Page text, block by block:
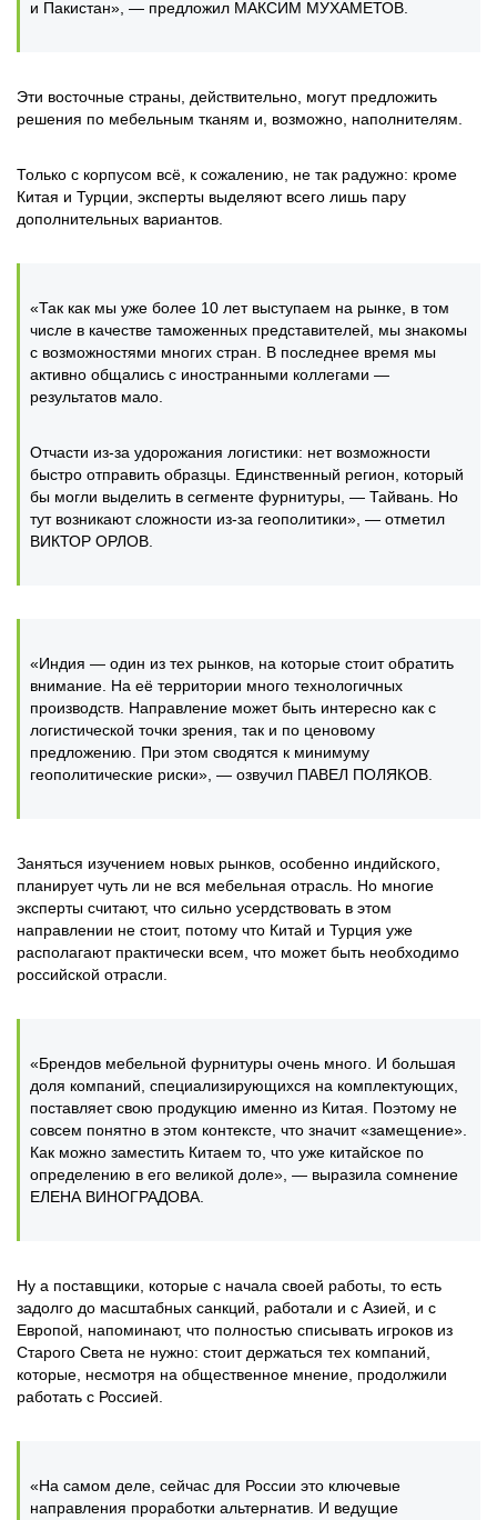
и Пакистан», — предложил МАКСИМ МУХАМЕТОВ.
Эти восточные страны, действительно, могут предложить
решения по мебельным тканям и, возможно, наполнителям.
Только с корпусом всё, к сожалению, не так радужно: кроме
Китая и Турции, эксперты выделяют всего лишь пару
дополнительных вариантов.
«Так как мы уже более 10 лет выступаем на рынке, в том
числе в качестве таможенных представителей, мы знакомы
с возможностями многих стран. В последнее время мы
активно общались с иностранными коллегами —
результатов мало.
Отчасти из-за удорожания логистики: нет возможности
быстро отправить образцы. Единственный регион, который
бы могли выделить в сегменте фурнитуры, — Тайвань. Но
тут возникают сложности из-за геополитики», — отметил
ВИКТОР ОРЛОВ.
«Индия — один из тех рынков, на которые стоит обратить
внимание. На её территории много технологичных
производств. Направление может быть интересно как с
логистической точки зрения, так и по ценовому
предложению. При этом сводятся к минимуму
геополитические риски», — озвучил ПАВЕЛ ПОЛЯКОВ.
Заняться изучением новых рынков, особенно индийского,
планирует чуть ли не вся мебельная отрасль. Но многие
эксперты считают, что сильно усердствовать в этом
направлении не стоит, потому что Китай и Турция уже
располагают практически всем, что может быть необходимо
российской отрасли.
«Брендов мебельной фурнитуры очень много. И большая
доля компаний, специализирующихся на комплектующих,
поставляет свою продукцию именно из Китая. Поэтому не
совсем понятно в этом контексте, что значит «замещение».
Как можно заместить Китаем то, что уже китайское по
определению в его великой доле», — выразила сомнение
ЕЛЕНА ВИНОГРАДОВА.
Ну а поставщики, которые с начала своей работы, то есть
задолго до масштабных санкций, работали и с Азией, и с
Европой, напоминают, что полностью списывать игроков из
Старого Света не нужно: стоит держаться тех компаний,
которые, несмотря на общественное мнение, продолжили
работать с Россией.
«На самом деле, сейчас для России это ключевые
направления проработки альтернатив. И ведущие